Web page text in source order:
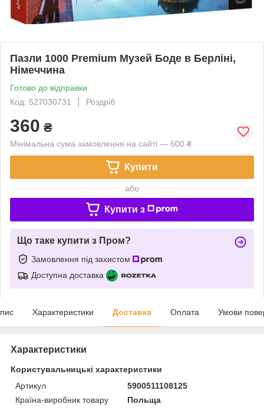
Пазли 1000 Premium Музей Боде в Берліні,
Німеччина
Готово до відправки
Код: 527030731
Роздріб
360 ₴
Мінімальна сума замовлення на сайті — 600 ₴
Купити
або
Купити з
Що таке купити з Пром?
Замовлення під захистом
Доступна доставка
Характеристики Доставка Оплата Умови
Характеристики
Користувальницькі характеристики
Артикул
5900511108125
Країна-виробник товару
Польща